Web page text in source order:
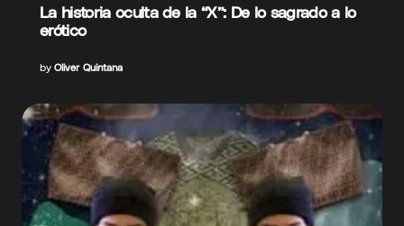
La historia oculta de la “X”: De lo sagrado a lo
erótico
by Oliver Quintana